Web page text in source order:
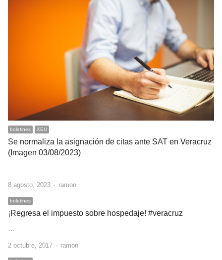
boletines XEU
Se normaliza la asignación de citas ante SAT en Veracruz
(Imagen 03/08/2023)
8 agosto, 2023 Author
ramon
boletines
¡Regresa el impuesto sobre hospedaje! #veracruz
2 octubre, 2017 Author
ramon